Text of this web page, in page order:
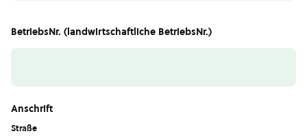
BetriebsNr. (landwirtschaftliche BetriebsNr.)
Anschrift
Straße